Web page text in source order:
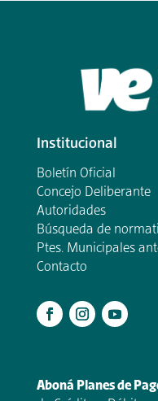
Institucional
Boletín Oficial
Concejo Deliberante
Autoridades
Búsqueda de
Ptes. Municipales
Contacto
Aboná Planes de